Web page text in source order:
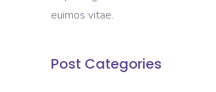
euimos vitae.
Post Categories